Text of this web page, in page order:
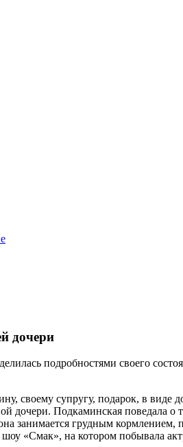
дочери
подробностями своего
своему супругу, подарок, в виде
дочери. Подкаминская поведала
занимается грудным
«Смак», на котором побывала